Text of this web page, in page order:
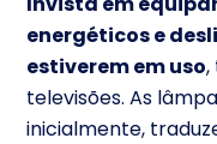
energéticos e
estiverem em uso,
televisões. As
inicialmente,